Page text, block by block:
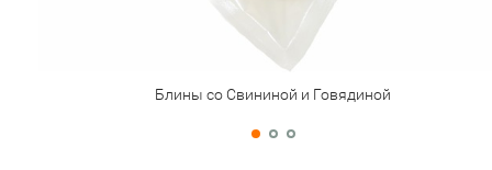
Блины со Свининой и Говядиной